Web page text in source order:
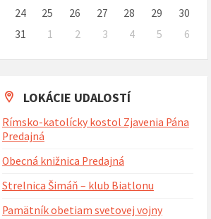
24
25 26 27 28 29
30
31
1 2 3 4 5
6
na
dni
LOKÁCIE UDALOSTÍ
Rímsko-katolícky kostol Zjavenia Pána
Predajná
Obecná knižnica Predajná
Strelnica Šimáň – klub Biatlonu
Pamätník obetiam svetovej vojny